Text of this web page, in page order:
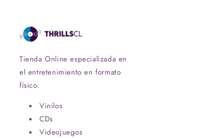
Tienda Online especializada en
el entretenimiento en formato
físico.
Vinilos
CDs
Videojuegos